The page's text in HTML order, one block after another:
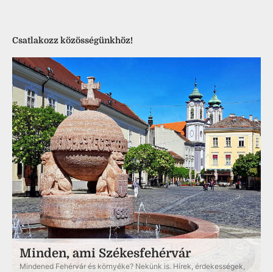
Csatlakozz közösségünkhöz!
Minden, ami Székesfehérvár
Mindened Fehérvár és környéke? Nekünk is. Hírek, érdekességek,